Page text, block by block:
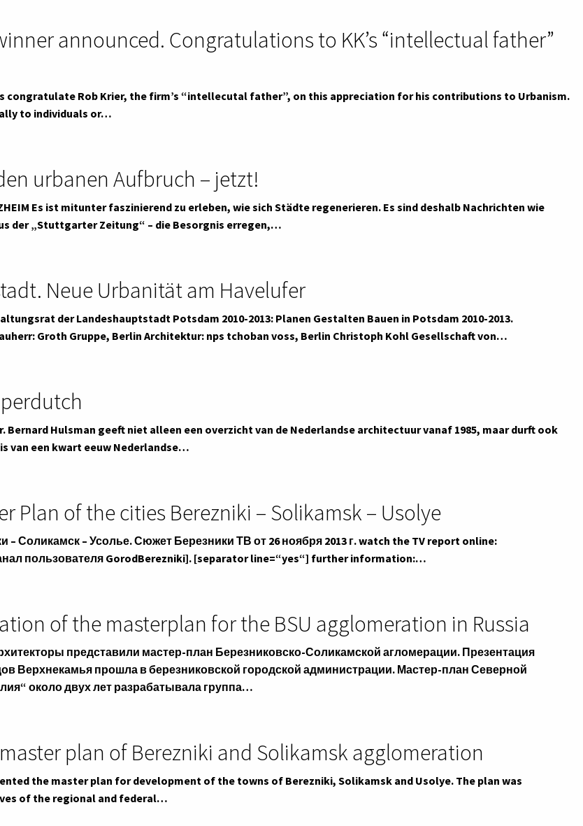
announced. Congratulations to KK’s “intellectual father”
congratulate Rob Krier, the firm’s “intellecutal father”, on this appreciation for his contributions to Urbanism.
to individuals or…
urbanen Aufbruch – jetzt!
Es ist mitunter faszinierend zu erleben, wie sich Städte regenerieren. Es sind deshalb Nachrichten wie
der „Stuttgarter Zeitung“ – die Besorgnis erregen,…
Neue Urbanität am Havelufer
der Landeshauptstadt Potsdam 2010-2013: Planen Gestalten Bauen in Potsdam 2010-2013.
Groth Gruppe, Berlin Architektur: nps tchoban voss, Berlin Christoph Kohl Gesellschaft von…
Bernard Hulsman geeft niet alleen een overzicht van de Nederlandse architectuur vanaf 1985, maar durft ook
van een kwart eeuw Nederlandse…
Plan of the cities Berezniki – Solikamsk – Usolye
Соликамск – Усолье. Сюжет Березники ТВ от 26 ноября 2013 г. watch the TV report online:
пользователя GorodBerezniki]. [separator line=“yes“] further information:…
of the masterplan for the BSU agglomeration in Russia
представили мастер-план Березниковско-Соликамской агломерации. Презентация
Верхнекамья прошла в березниковской городской администрации. Мастер-план Северной
около двух лет разрабатывала группа…
plan of Berezniki and Solikamsk agglomeration
the master plan for development of the towns of Berezniki, Solikamsk and Usolye. The plan was
of the regional and federal…